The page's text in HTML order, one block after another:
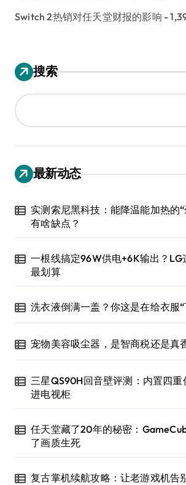
Switch 2热销对任天堂财报的影响 -
搜索
最新动态
实测索尼黑科技：能降温能加热的
有啥缺点？
一根线搞定96W供电+6K输出？LG
最划算
洗衣液倒满一盖？你这是在给衣服“
宠物美容吸尘器，是智商税还是真
三星QS90H回音壁评测：内置四
进电视柜
任天堂藏了20年的秘密：
了画质生死
复古掌机续航攻略：让老游戏机告